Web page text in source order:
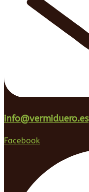
info@vermiduero.es
Facebook